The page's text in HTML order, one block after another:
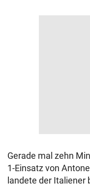
Gerade mal zehn
1-Einsatz von
landete der Italiener